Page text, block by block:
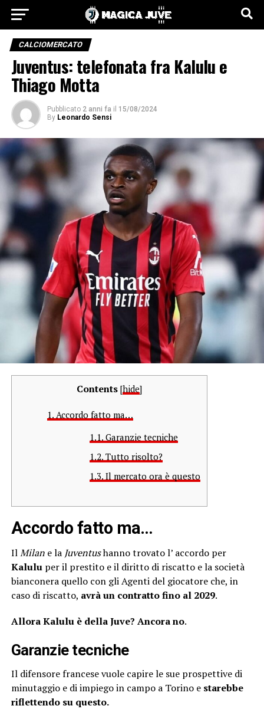
CALCIOMERCATO
Juventus: telefonata fra Kalulu e
Thiago Motta
Pubblicato 2 anni fa il 15/08/2024
By Leonardo Sensi
Contents [hide]
1.Accordo fatto ma…
1.1. Garanzie tecniche
1.2. Tutto risolto?
1.3. Il mercato ora è questo
Accordo fatto ma…
IlMilane la Juventushanno trovato l’ accordo per
Kaluluper il prestito e il diritto di riscatto e la società
bianconera quello con gli Agenti del giocatore che, in
caso di riscatto, avrà un contratto fino al 2029.
Allora Kalulu è della Juve? Ancora no.
Garanzie tecniche
Il difensore francese vuole capire le sue prospettive di
minutaggio e di impiego in campo a Torino e starebbe
riflettendo su questo.